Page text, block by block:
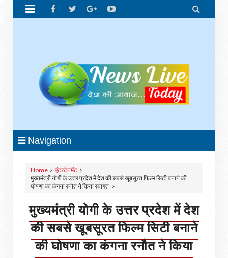
 
Navigation
Home
एंटरटेनमेंट
मुख्यमंत्री योगी के उत्तर प्रदेश में देश की सबसे खूबसूरत फिल्म सिटी बनाने की
घोषणा का कंगना रनौत ने किया स्वागत
मुख्यमंत्री योगी के उत्तर प्रदेश में देश
की सबसे खूबसूरत फिल्म सिटी बनाने
की घोषणा का कंगना रनौत ने किया